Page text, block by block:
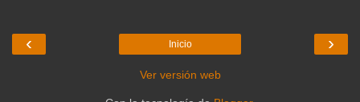
‹ ›
Inicio
Ver versión web